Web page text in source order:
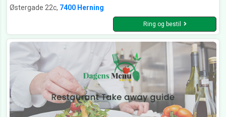
Østergade 22c, 7400 Herning
Ring og bestil